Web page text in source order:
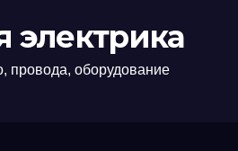
электрика
провода, оборудование